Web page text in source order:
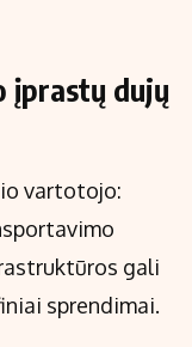
įprastų dujų
vartotojo:
gali
sprendimai.